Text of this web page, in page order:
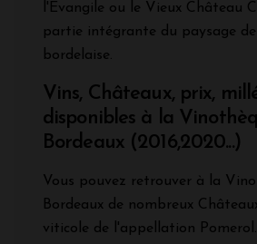
l'Evangile ou le Vieux Château
partie intégrante du paysage
bordelaise.
Vins, Châteaux, prix,
disponibles à la
Bordeaux (2016,2020...)
Vous pouvez retrouver à la
Bordeaux de nombreux
viticole de l'appellation